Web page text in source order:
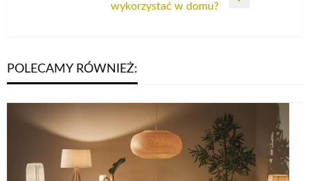
wykorzystać w domu?
POLECAMY RÓWNIEŻ: